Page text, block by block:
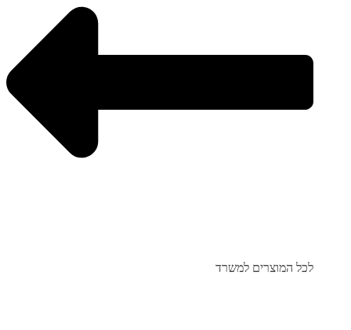
לכל המוצרים למשרד